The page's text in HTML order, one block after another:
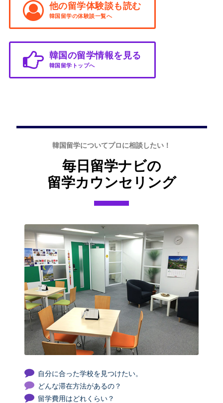
他の留学体験談も読む
韓国留学の体験談一覧へ
韓国の留学情報を見る
韓国留学トップへ
韓国留学についてプロに相談したい！
毎日留学ナビの
留学カウンセリング
自分に合った学校を見つけたい。
どんな滞在方法があるの？
留学費用はどれくらい？